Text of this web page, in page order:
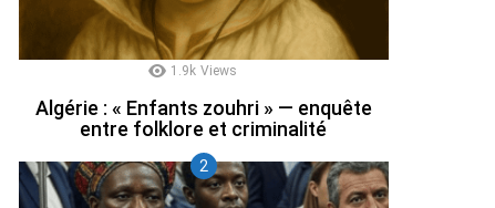
1.9k Views
Algérie : « Enfants zouhri » — enquête
entre folklore et criminalité